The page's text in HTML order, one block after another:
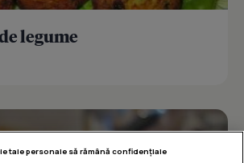
legume
tale personale să rămână confidențiale